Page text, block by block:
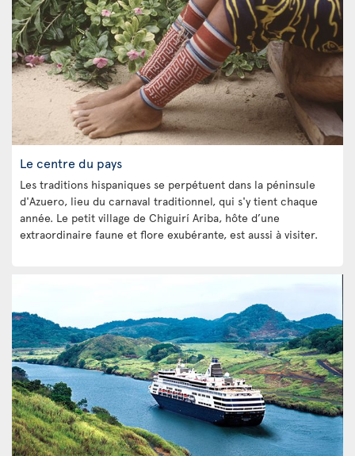
Le centre du pays
Les traditions hispaniques se perpétuent dans la péninsule
d'Azuero, lieu du carnaval traditionnel, qui s'y tient chaque
année. Le petit village de Chiguirí Ariba, hôte d’une
extraordinaire faune et flore exubérante, est aussi à visiter.